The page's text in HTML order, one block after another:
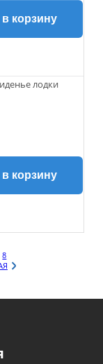
корзину
лодки
корзину
8